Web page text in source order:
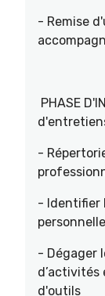
- Remise
PHASE
-
- Identifier
- Dégager
d’activités